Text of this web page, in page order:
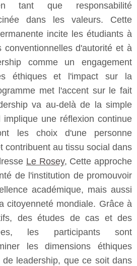
tant que responsabilité
dans les valeurs. Cette
incite les étudiants à
conventionnelles d'autorité et à
comme un engagement
éthiques et l'impact sur la
met l'accent sur le fait
va au-delà de la simple
une réflexion continue
les choix d'une personne
contribuent au tissu social dans
Le Rosey, Cette approche
de l'institution de promouvoir
académique, mais aussi
citoyenneté mondiale. Grâce à
des études de cas et des
les participants sont
les dimensions éthiques
leadership, que ce soit dans